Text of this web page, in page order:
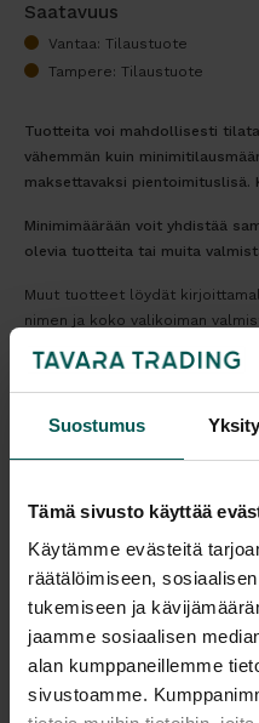
Suostumus
Tämä sivusto käyttää
Käytämme evästeitä
räätälöimiseen,
tukemiseen ja
jaamme sosiaalisen
alan kumppaneillemme
sivustoamme.
Saatavuus
Vantaa: Tilaustuote
Tampere: Tilaustuote
Tuotteita voi mahdollisesti
vähemmän kuin
maksettavaksi pientoimituslisä.
Minimimäärään voit yhdistää
olevia tuotteita tai muita
Muut tuotteet löydät
nimen ja koko valikoiman
Tulosta tuotekortti
Kaikki valmistajan
Tuotekuvaus
QUINTI THANK
sen avulla saat tilaan